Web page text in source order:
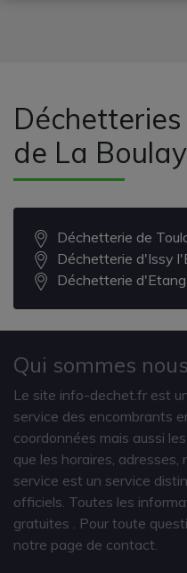
de La
Déchetterie de
Déchetterie d'Issy
Déchetterie
Qui sommes
Le site info-dechet.fr est
service des encombrants
coordonnées mais aussi
que les horaires,
service est un service
officiels. Toutes les
gratuites
. Pour toute
notre page de contact.